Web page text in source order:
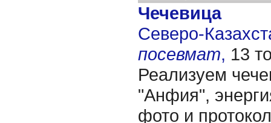
Чечевица
Северо-
посевмат, 13
Реализуем
"Анфия",
фото и